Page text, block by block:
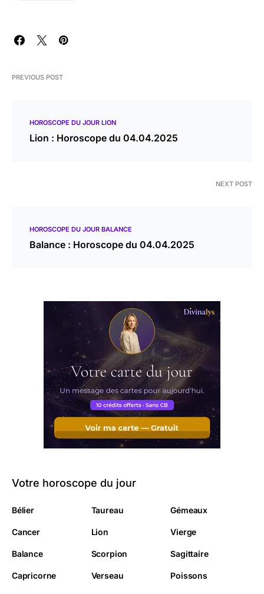
PREVIOUS POST
HOROSCOPE DU JOUR LION
Lion : Horoscope du 04.04.2025
NEXT POST
HOROSCOPE DU JOUR BALANCE
Balance : Horoscope du 04.04.2025
Votre horoscope du jour
Bélier Taureau Gémeaux
Cancer Lion Vierge
Balance Scorpion Sagittaire
Capricorne Verseau Poissons